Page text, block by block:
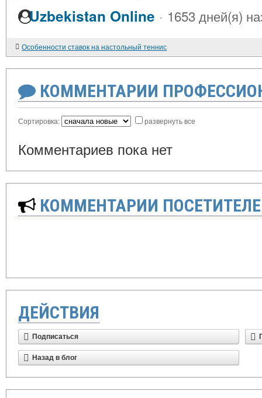
Uzbekistan Online · 1653 дней(я)
Особенности ставок на настольный теннис
КОММЕНТАРИИ
Сортировка: развернуть все
Комментариев пока нет
КОММЕНТАРИИ
ДЕЙСТВИЯ
Подписаться
Назад в блог